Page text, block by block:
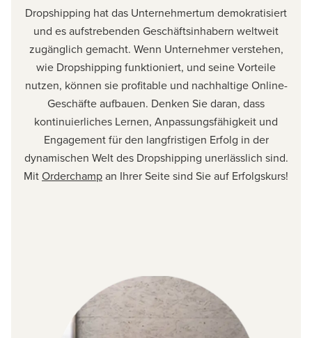
Dropshipping hat das Unternehmertum demokratisiert
und es aufstrebenden Geschäftsinhabern weltweit
zugänglich gemacht. Wenn Unternehmer verstehen,
wie Dropshipping funktioniert, und seine Vorteile
nutzen, können sie profitable und nachhaltige Online-
Geschäfte aufbauen. Denken Sie daran, dass
kontinuierliches Lernen, Anpassungsfähigkeit und
Engagement für den langfristigen Erfolg in der
dynamischen Welt des Dropshipping unerlässlich sind.
MitOrderchampan Ihrer Seite sind Sie auf Erfolgskurs!